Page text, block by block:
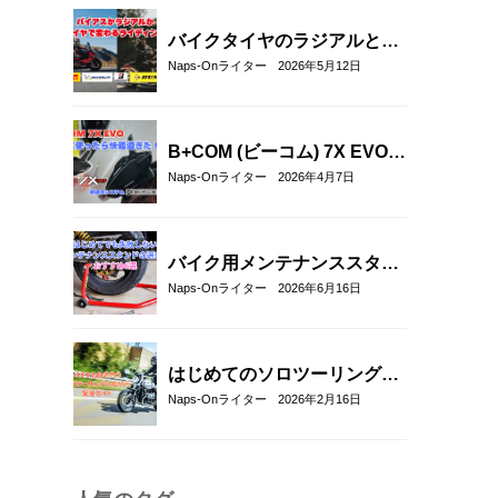
バイクタイヤのラジアルとバ
イアスの違いとは？特徴・選
Naps-Onライター 2026年5月12日
B+COM (ビーコム) 7X EVOを
実際に使ってみた！新通信方
Naps-Onライター 2026年4月7日
バイク用メンテナンススタン
ドの選び方とおすすめ6選｜
Naps-Onライター 2026年6月16日
はじめてのソロツーリング完
全ガイド｜バイク初心者が不
Naps-Onライター 2026年2月16日